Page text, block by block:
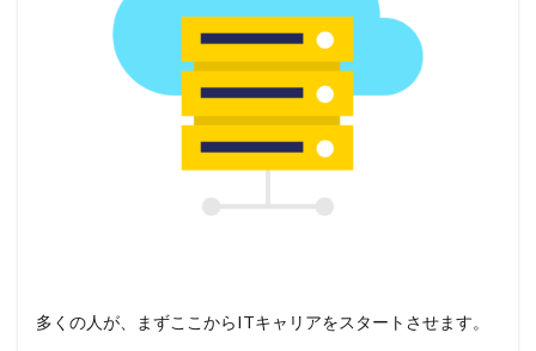
多くの人が、まずここからITキャリアをスタートさせます。